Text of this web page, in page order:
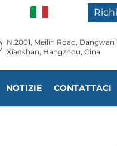
N.2001, Meilin Road,
Xiaoshan, Hangzhou, Cina
NOTIZIE CONTATTACI